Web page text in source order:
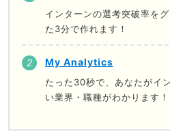
インターンの選考突破率を
た3分で作れます！
My Analytics
たった30秒で、あなたがイ
い業界・職種がわかります！